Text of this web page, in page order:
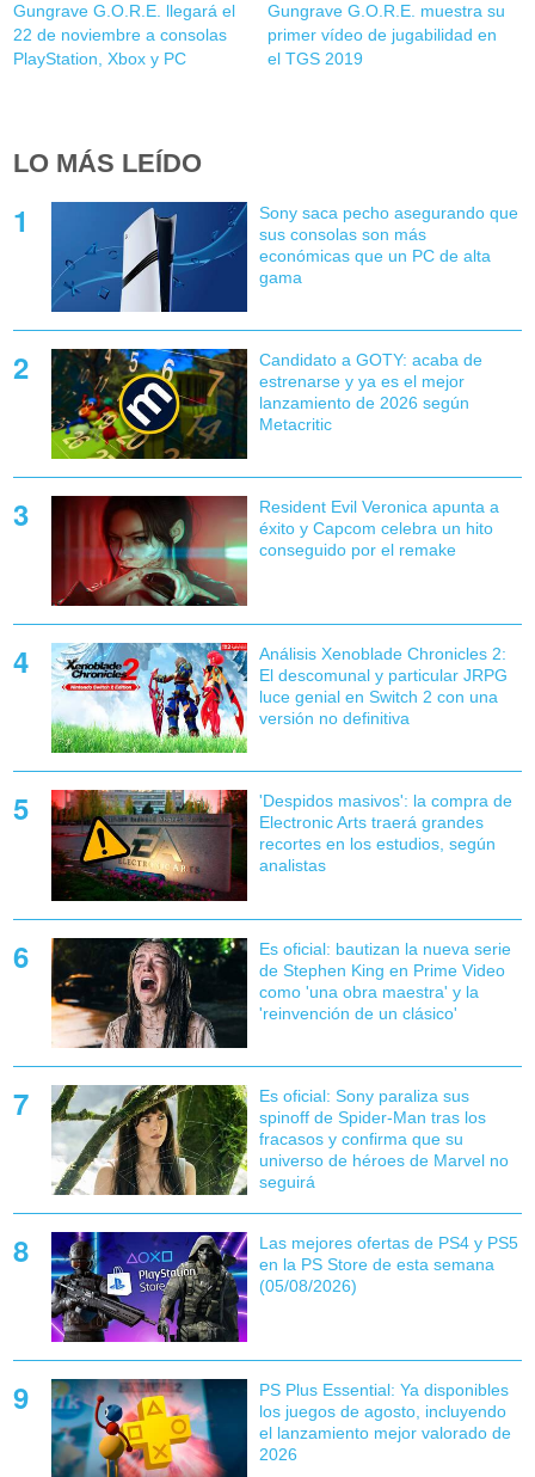
Gungrave G.O.R.E. llegará el
22 de noviembre a consolas
PlayStation, Xbox y PC
Gungrave G.O.R.E. muestra su
primer vídeo de jugabilidad en
el TGS 2019
LO MÁS LEÍDO
Sony saca pecho asegurando que
sus consolas son más
económicas que un PC de alta
gama
Candidato a GOTY: acaba de
estrenarse y ya es el mejor
lanzamiento de 2026 según
Metacritic
Resident Evil Veronica apunta a
éxito y Capcom celebra un hito
conseguido por el remake
Análisis Xenoblade Chronicles 2:
El descomunal y particular JRPG
luce genial en Switch 2 con una
versión no definitiva
'Despidos masivos': la compra de
Electronic Arts traerá grandes
recortes en los estudios, según
analistas
Es oficial: bautizan la nueva serie
de Stephen King en Prime Video
como 'una obra maestra' y la
'reinvención de un clásico'
Es oficial: Sony paraliza sus
spinoff de Spider-Man tras los
fracasos y confirma que su
universo de héroes de Marvel no
seguirá
Las mejores ofertas de PS4 y PS5
en la PS Store de esta semana
(05/08/2026)
PS Plus Essential: Ya disponibles
los juegos de agosto, incluyendo
el lanzamiento mejor valorado de
2026